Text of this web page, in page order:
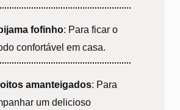
fofinho: Para ficar o
confortável em casa.
amanteigados: Para
um delicioso